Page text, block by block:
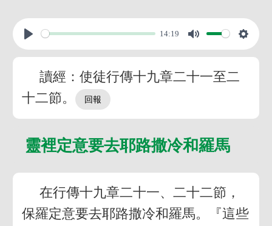
14:19
讀經：使徒行傳十九章二十一至二
十二節。
靈裡定意要去耶路撒冷和羅馬
在行傳十九章二十一、二十二節，
保羅定意要去耶路撒冷和羅馬。『這些